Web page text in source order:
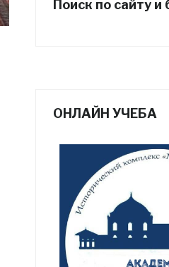
Поиск по сайту и
ОНЛАЙН УЧЕБА